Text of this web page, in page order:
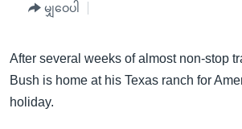
အစ္စရေး-ပါလက်စတိုင်း
ရပ်ဝန်းတခု လမ်းတခု အလွန်
အင်္ဂလိပ်စာလေ့လာမယ်
အမေရိကန်သုံးအီဒီယံ
မကြေးမုံရဲ့ အင်္ဂလိပ်စာ
အပတ်စဉ်ကဏ္ဍများ
ရေဒီယို
ရေဒီယိုနှင့်ရုပ်သံ အချက်အလက်များ
မျှဝေပါ
After several weeks of almost non-stop
Bush is home at his Texas ranch for
holiday.